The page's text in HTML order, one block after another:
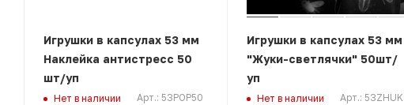
Игрушки в капсулах 53 мм
Наклейка антистресс 50
шт/уп
Нет в наличии Арт.: 53POP50
Игрушки в капсулах 53 мм
"Жуки-светлячки" 50шт/
уп
Нет в наличии Арт.: 53ZHUK